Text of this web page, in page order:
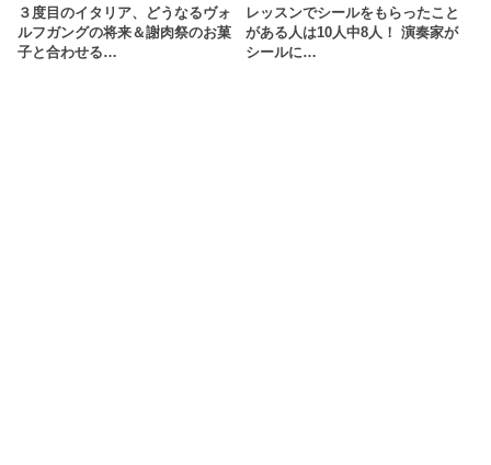
３度目のイタリア、どうなるヴォ
ルフガングの将来＆謝肉祭のお菓
子と合わせる…
レッスンでシールをもらったこと
がある人は10人中8人！ 演奏家が
シールに…